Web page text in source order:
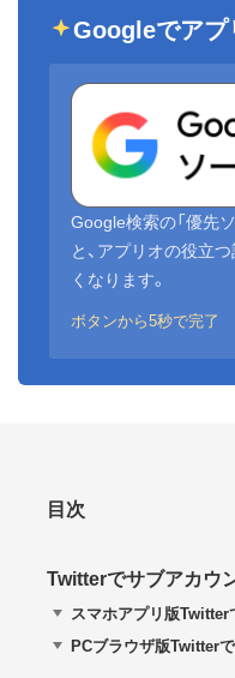
Googleでアプ
Google検索の「優先
と、アプリオの役立
くなります。
ボタンから5秒で完了
目次
Twitterでサブアカウ
スマホアプリ版Twitter
PCブラウザ版Twitter